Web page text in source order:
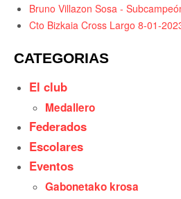
Bruno Villazon Sosa -
Cto Bizkaia Cross Largo 8-01-
CATEGORIAS
El club
Medallero
Federados
Escolares
Eventos
Gabonetako krosa